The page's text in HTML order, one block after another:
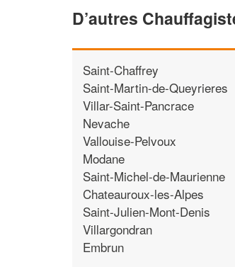
D’autres
Saint-Chaffrey
Saint-Martin-de-Queyrieres
Villar-Saint-Pancrace
Nevache
Vallouise-Pelvoux
Modane
Saint-Michel-de-Maurienne
Chateauroux-les-Alpes
Saint-Julien-Mont-Denis
Villargondran
Embrun